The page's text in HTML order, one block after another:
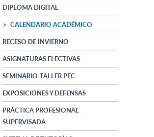
DIPLOMA DIGITAL
CALENDARIO ACADÉMICO
RECESO DE INVIERNO
ASIGNATURAS ELECTIVAS
SEMINARIO-TALLER PFC
EXPOSICIONES Y DEFENSAS
PRÁCTICA PROFESIONAL
SUPERVISADA